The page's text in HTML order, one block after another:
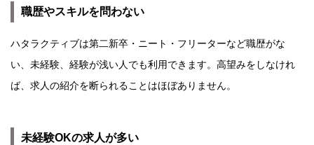
職歴やスキルを問わない
ハタラクティブは第二新卒・ニート・フリーターなど職歴がな
い、未経験、経験が浅い人でも利用できます。高望みをしなけれ
ば、求人の紹介を断られることはほぼありません。
未経験OKの求人が多い